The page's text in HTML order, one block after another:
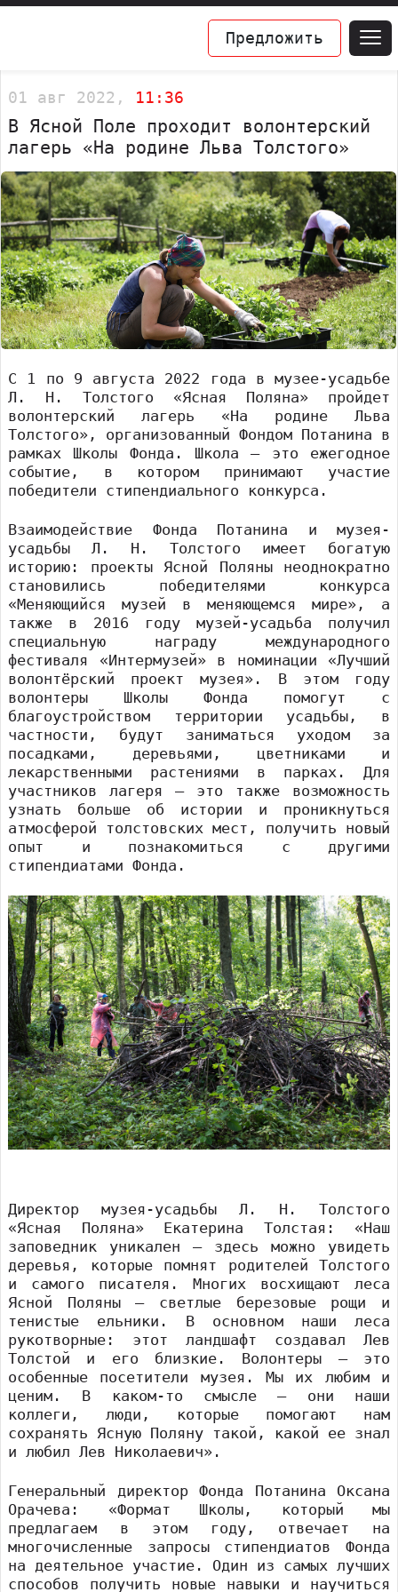
Предложить
01 авг 2022, 11:36
В Ясной Поле проходит волонтерский
лагерь «На родине Льва Толстого»
С 1 по 9 августа 2022 года в музее-усадьбе
Л. Н. Толстого «Ясная Поляна» пройдет
волонтерский лагерь «На родине Льва
Толстого», организованный Фондом Потанина в
рамках Школы Фонда. Школа – это ежегодное
событие, в котором принимают участие
победители стипендиального конкурса.
Взаимодействие Фонда Потанина и музея-
усадьбы Л. Н. Толстого имеет богатую
историю: проекты Ясной Поляны неоднократно
становились победителями конкурса
«Меняющийся музей в меняющемся мире», а
также в 2016 году музей-усадьба получил
специальную награду международного
фестиваля «Интермузей» в номинации «Лучший
волонтёрский проект музея». В этом году
волонтеры Школы Фонда помогут с
благоустройством территории усадьбы, в
частности, будут заниматься уходом за
посадками, деревьями, цветниками и
лекарственными растениями в парках. Для
участников лагеря – это также возможность
узнать больше об истории и проникнуться
атмосферой толстовских мест, получить новый
опыт и познакомиться с другими
стипендиатами Фонда.
Директор музея-усадьбы Л. Н. Толстого
«Ясная Поляна» Екатерина Толстая: «Наш
заповедник уникален – здесь можно увидеть
деревья, которые помнят родителей Толстого
и самого писателя. Многих восхищают леса
Ясной Поляны – светлые березовые рощи и
тенистые ельники. В основном наши леса
рукотворные: этот ландшафт создавал Лев
Толстой и его близкие. Волонтеры – это
особенные посетители музея. Мы их любим и
ценим. В каком-то смысле – они наши
коллеги, люди, которые помогают нам
сохранять Ясную Поляну такой, какой ее знал
и любил Лев Николаевич».
Генеральный директор Фонда Потанина Оксана
Орачева: «Формат Школы, который мы
предлагаем в этом году, отвечает на
многочисленные запросы стипендиатов Фонда
на деятельное участие. Один из самых лучших
способов получить новые навыки и научиться